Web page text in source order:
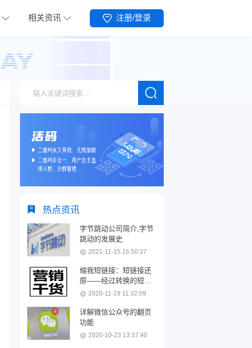
相关资讯 注册/登录
热点资讯
字节跳动公司简介,字节
跳动的发展史
2021-11-15 16:50:37
缩我短链接：短链接还
原——经过转换的短链
接可以还原吗？
2020-11-19 11:32:09
详解微信公众号的翻页
功能
2020-10-23 13:37:40